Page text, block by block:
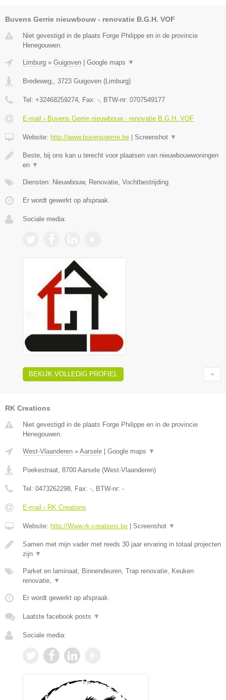
Buvens Gerrie nieuwbouw - renovatie B.G.H. VOF
Niet gevestigd in de plaats Forge Philippe en in de provincie
Henegouwen.
Limburg » Guigoven Google maps ▼
Bredeweg,, 3723 Guigoven (Limburg)
Tel: +32468259274, Fax: -, BTW-nr: 0707549177
E-mail › Buvens Gerrie nieuwbouw - renovatie B.G.H. VOF
Website: http://www.buvensgerrie.be Screenshot ▼
Beste, bij ons kan u terecht voor plaatsen van nieuwbouwwoningen
en ▼
Diensten: Nieuwbouw, Renovatie, Vochtbestrijding
Er wordt gewerkt op afspraak.
Sociale media:
BEKIJK VOLLEDIG PROFIEL
RK Creations
Niet gevestigd in de plaats Forge Philippe en in de provincie
Henegouwen.
West-Vlaanderen » Aarsele Google maps ▼
Poekestraat, 8700 Aarsele (West-Vlaanderen)
Tel: 0473262298, Fax: -, BTW-nr: -
E-mail › RK Creations
Website: http://Www.rk-creations.be Screenshot ▼
Samen met mijn vader met reeds 30 jaar ervaring in totaal projecten
zijn ▼
Parket en laminaat, Binnendeuren, Trap renovatie, Keuken
renovatie, ▼
Er wordt gewerkt op afspraak.
Laatste facebook posts ▼
Sociale media: